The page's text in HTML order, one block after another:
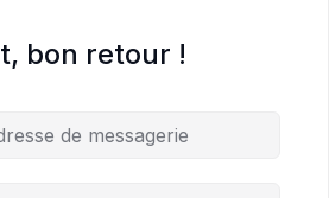
bon retour !